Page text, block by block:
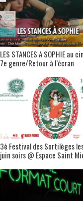
LES STANCES A SOPHIE au
7e genre/Retour à l’écran
3è Festival des Sortilèges
juin soirs @ Espace Saint